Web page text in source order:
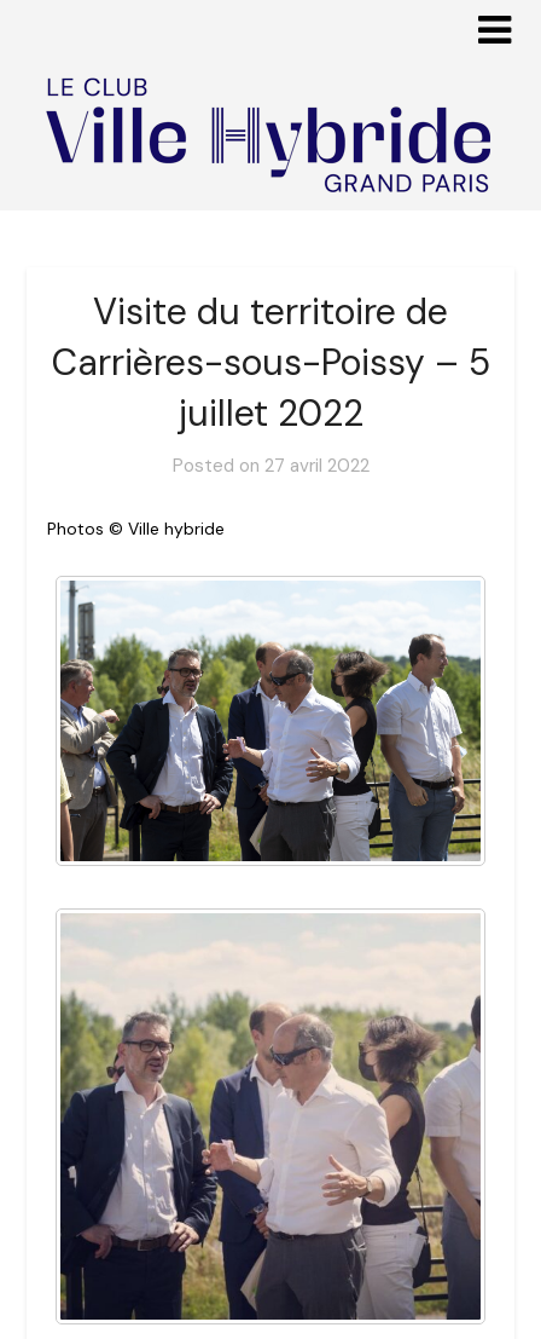
Visite du territoire de
Carrières-sous-Poissy – 5
juillet 2022
Posted on 27 avril 2022
Photos © Ville hybride